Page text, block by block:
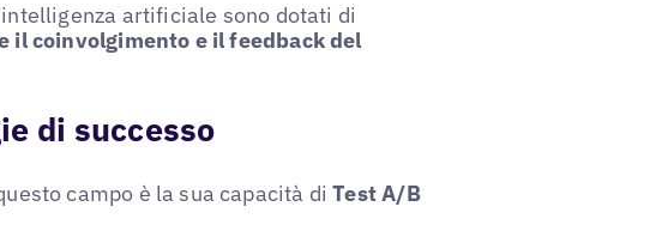
artificiale sono dotati di
il coinvolgimento e il feedback del
di successo
campo è la sua capacità diTest A/B